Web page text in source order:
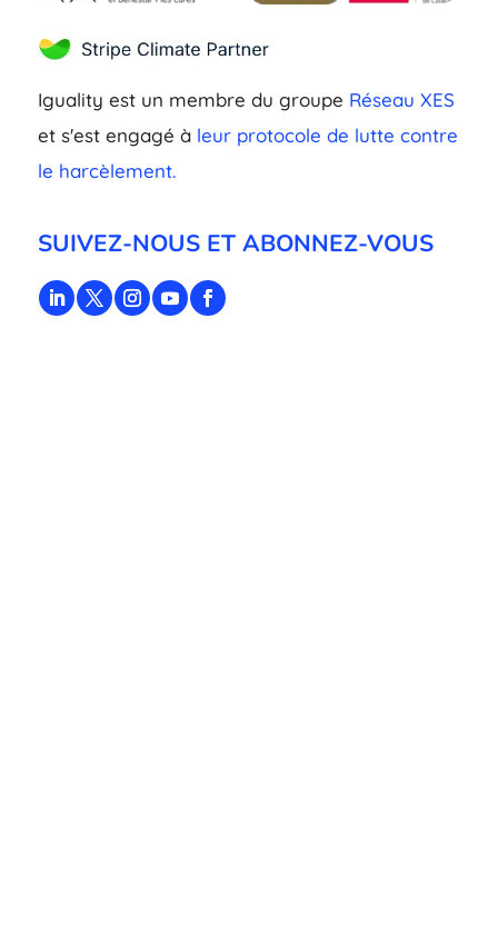
Iguality est un membre du groupe Réseau XES
et s'est engagé à leur protocole de lutte contre
le harcèlement.
SUIVEZ-NOUS ET ABONNEZ-VOUS